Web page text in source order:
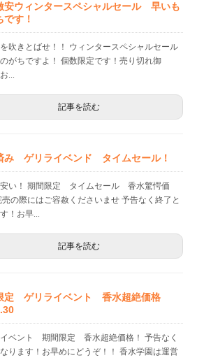
安ウィンタースペシャルセール 早いも
です！
吹きとばせ！！ ウィンタースペシャルセール
がちですよ！ 個数限定です！売り切れ御
...
記事を読む
み ゲリライベンド タイムセール！
い！ 期間限定 タイムセール 香水驚愕価
売の際にはご容赦くださいませ 予告なく終了と
！お早...
記事を読む
定 ゲリライベント 香水超絶価格
ベント 期間限定 香水超絶価格！ 予告なく
ります！お早めにどうぞ！！ 香水学園は運営